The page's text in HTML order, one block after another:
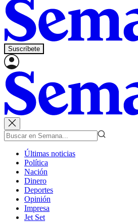
Suscríbete
Últimas noticias
Política
Nación
Dinero
Deportes
Opinión
Impresa
Jet Set